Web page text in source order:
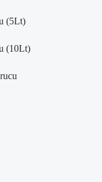
(5Lt)
(10Lt)